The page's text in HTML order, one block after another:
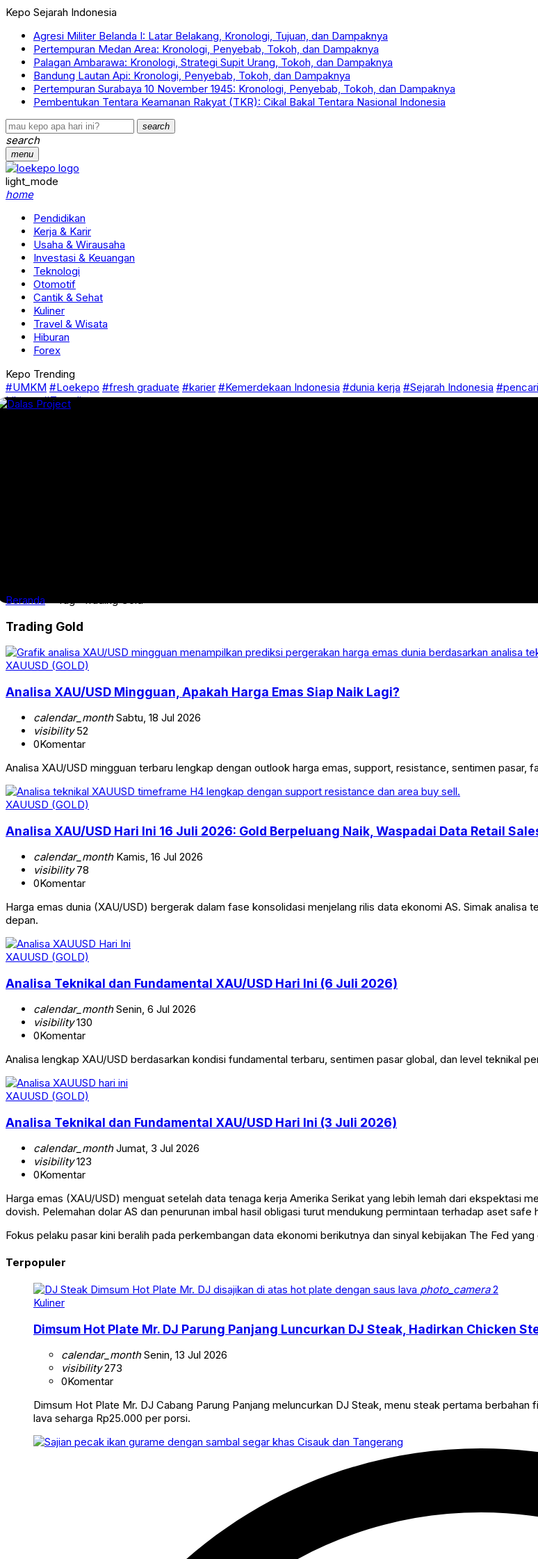
Kepo Sejarah Indonesia
Agresi Militer Belanda I: Latar Belakang, Kronologi, Tujuan, dan Dampaknya
Pertempuran Medan Area: Kronologi, Penyebab, Tokoh, dan Dampaknya
Palagan Ambarawa: Kronologi, Strategi Supit Urang, Tokoh, dan Dampaknya
Bandung Lautan Api: Kronologi, Penyebab, Tokoh, dan Dampaknya
Pertempuran Surabaya 10 November 1945: Kronologi, Penyebab, Tokoh, dan Dampaknya
Pembentukan Tentara Keamanan Rakyat (TKR): Cikal Bakal Tentara Nasional Indonesia
search
search
menu
light_mode
home
Pendidikan
Kerja & Karir
Usaha & Wirausaha
Investasi & Keuangan
Teknologi
Otomotif
Cantik & Sehat
Kuliner
Travel & Wisata
Hiburan
Forex
Kepo Trending
#UMKM #Loekepo #fresh graduate #karier #Kemerdekaan Indonesia #dunia kerja #Sejarah Indonesia
Liburan #Traveling
Beranda»Tag "Trading Gold"
Trading Gold
XAUUSD (GOLD)
Analisa XAU/USD Mingguan, Apakah Harga Emas Siap Naik Lagi?
calendar_monthSabtu, 18 Jul 2026
visibility52
0Komentar
Analisa XAU/USD mingguan terbaru lengkap dengan outlook harga emas, support, resistance, sentimen pasar,
XAUUSD (GOLD)
Analisa XAU/USD Hari Ini 16 Juli 2026: Gold Berpeluang Naik, Waspadai Data Retail
calendar_monthKamis, 16 Jul 2026
visibility78
0Komentar
Harga emas dunia (XAU/USD) bergerak dalam fase konsolidasi menjelang rilis data ekonomi AS. Simak
depan.
XAUUSD (GOLD)
Analisa Teknikal dan Fundamental XAU/USD Hari Ini (6 Juli 2026)
calendar_monthSenin, 6 Jul 2026
visibility130
0Komentar
Analisa lengkap XAU/USD berdasarkan kondisi fundamental terbaru, sentimen pasar global, dan level teknikal
XAUUSD (GOLD)
Analisa Teknikal dan Fundamental XAU/USD Hari Ini (3 Juli 2026)
calendar_monthJumat, 3 Jul 2026
visibility123
0Komentar
Harga emas (XAU/USD) menguat setelah data tenaga kerja Amerika Serikat yang lebih lemah dari ekspektasi
dovish. Pelemahan dolar AS dan penurunan imbal hasil obligasi turut mendukung permintaan terhadap aset safe
Fokus pelaku pasar kini beralih pada perkembangan data ekonomi berikutnya dan sinyal kebijakan The Fed
Terpopuler
photo_camera2
Kuliner
Dimsum Hot Plate Mr. DJ Parung Panjang Luncurkan DJ Steak, Hadirkan Chicken
calendar_monthSenin, 13 Jul 2026
visibility273
0Komentar
Dimsum Hot Plate Mr. DJ Cabang Parung Panjang meluncurkan DJ Steak, menu steak pertama
lava seharga Rp25.000 per porsi.